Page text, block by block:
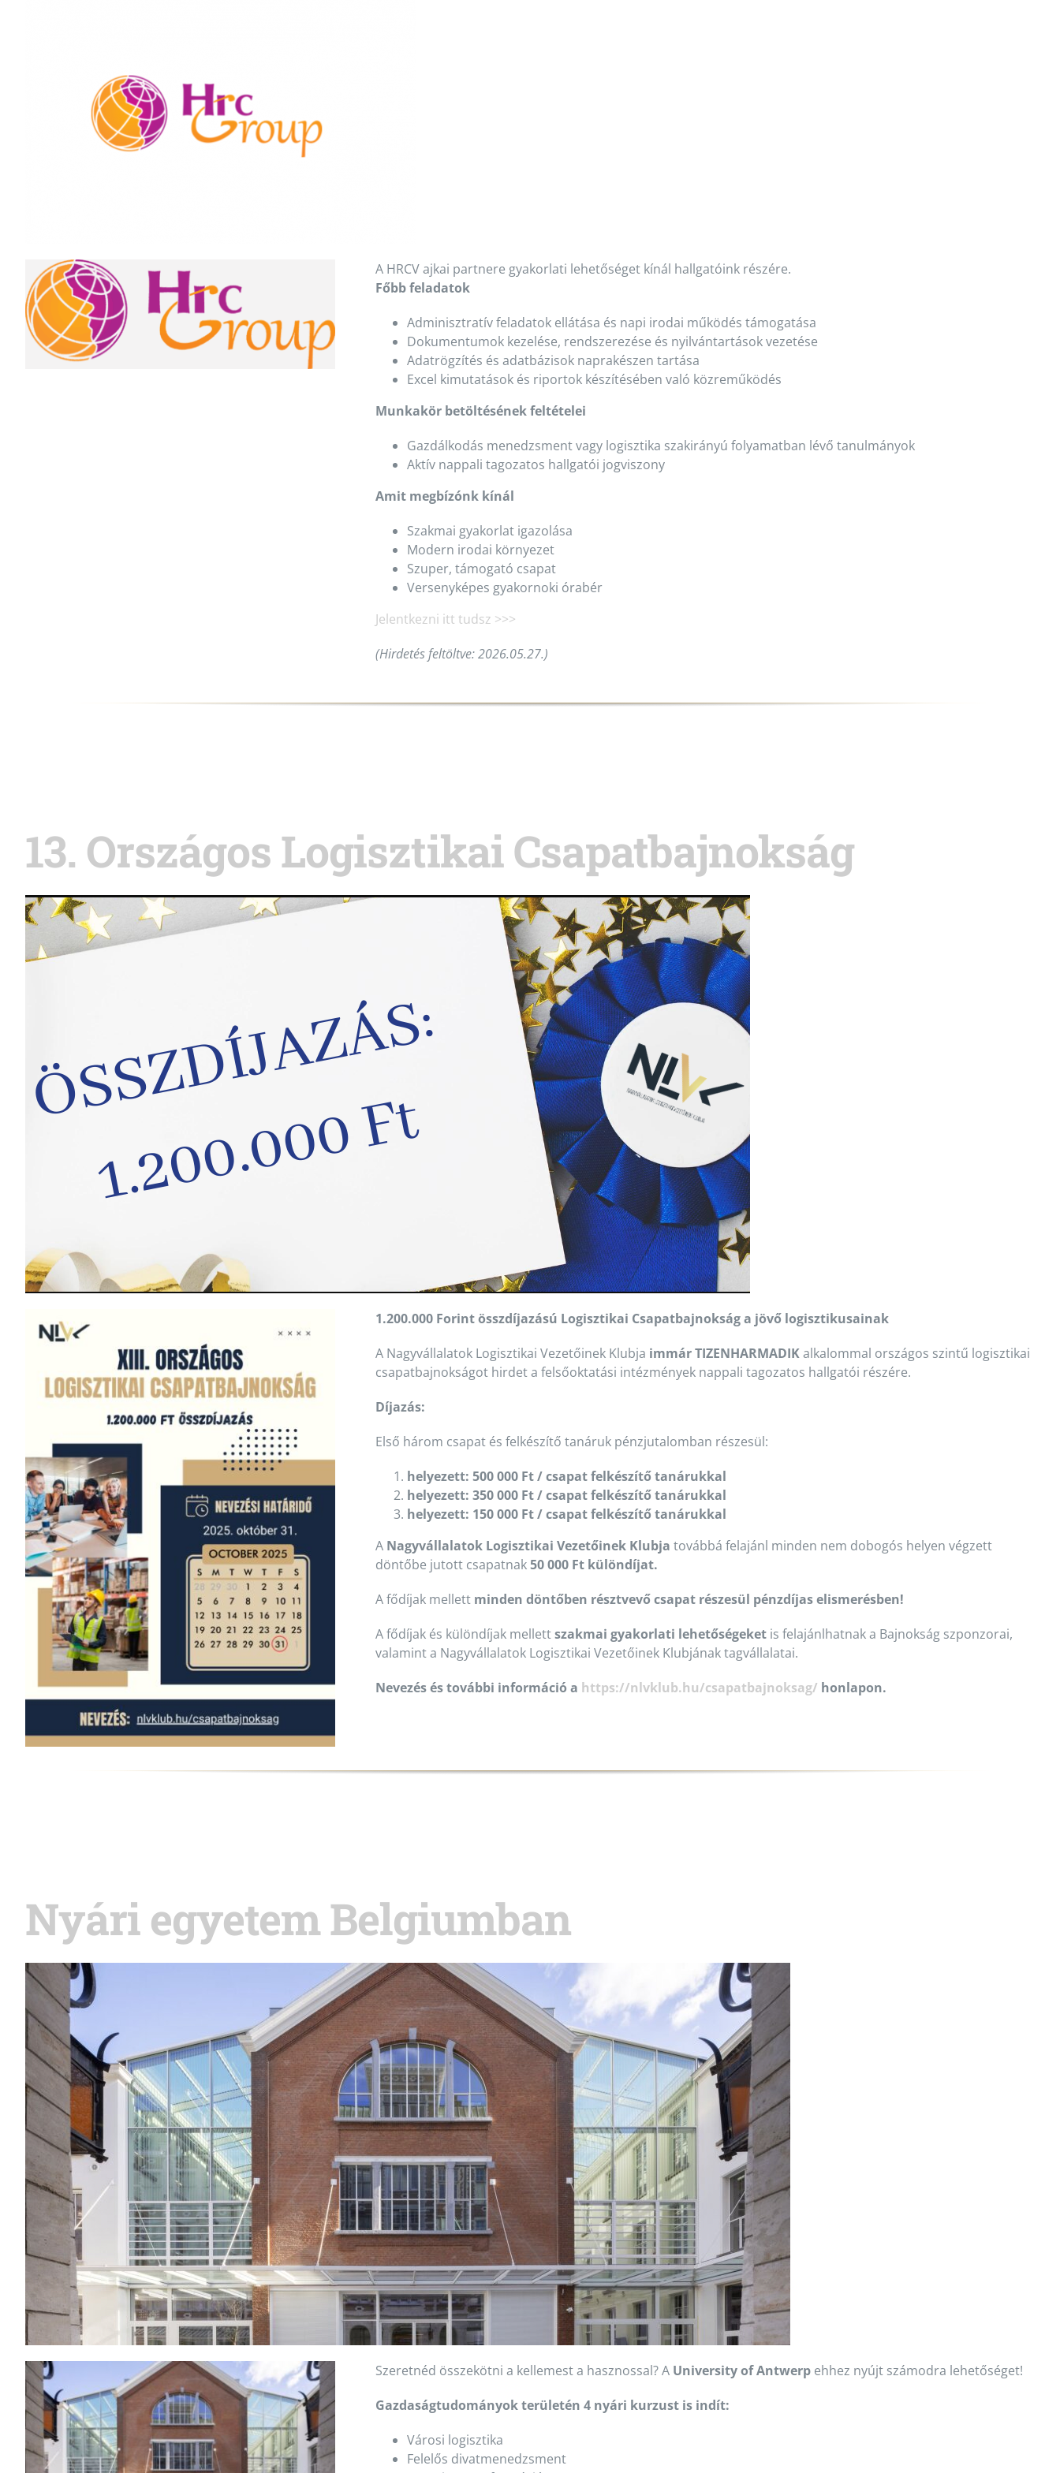
A HRCV ajkai partnere gyakorlati lehetőséget kínál hallgatóink részére.
Főbb feladatok
Adminisztratív feladatok ellátása és napi irodai működés támogatása
Dokumentumok kezelése, rendszerezése és nyilvántartások vezetése
Adatrögzítés és adatbázisok naprakészen tartása
Excel kimutatások és riportok készítésében való közreműködés
Munkakör betöltésének feltételei
Gazdálkodás menedzsment vagy logisztika szakirányú folyamatban lévő tanulmányok
Aktív nappali tagozatos hallgatói jogviszony
Amit megbízónk kínál
Szakmai gyakorlat igazolása
Modern irodai környezet
Szuper, támogató csapat
Versenyképes gyakornoki órabér
Jelentkezni itt tudsz >>>
(Hirdetés feltöltve: 2026.05.27.)
13. Országos Logisztikai Csapatbajnokság
1.200.000 Forint összdíjazású Logisztikai Csapatbajnokság a jövő logisztikusainak
A Nagyvállalatok Logisztikai Vezetőinek Klubja immár TIZENHARMADIKalkalommal országos szintű logisztikai
csapatbajnokságot hirdet a felsőoktatási intézmények nappali tagozatos hallgatói részére.
Díjazás:
Első három csapat és felkészítő tanáruk pénzjutalomban részesül:
helyezett: 500 000 Ft / csapat felkészítő tanárukkal
helyezett: 350 000 Ft / csapat felkészítő tanárukkal
helyezett: 150 000 Ft / csapat felkészítő tanárukkal
A Nagyvállalatok Logisztikai Vezetőinek Klubja továbbá felajánl minden nem dobogós helyen végzett
döntőbe jutott csapatnak50 000 Ft különdíjat.
A fődíjak mellett minden döntőben résztvevő csapat részesül pénzdíjas elismerésben!
A fődíjak és különdíjak mellettszakmai gyakorlati lehetőségeketis felajánlhatnak a Bajnokság szponzorai,
valamint a Nagyvállalatok Logisztikai Vezetőinek Klubjának tagvállalatai.
Nevezés és további információ a https://nlvklub.hu/csapatbajnoksag/ honlapon.
Nyári egyetem Belgiumban
Szeretnéd összekötni a kellemest a hasznossal? A University of Antwerpehhez nyújt számodra lehetőséget!
Gazdaságtudományok területén 4 nyári kurzust is indít:
Városi logisztika
Felelős divatmenedzsment